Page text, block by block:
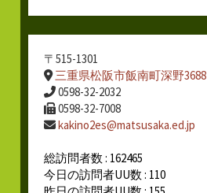
〒515-1301
三重県松阪市飯南町深野3688
0598-32-2032
0598-32-7008
kakino2es@matsusaka.ed.jp
総訪問者数 : 162465
今日の訪問者UU数 : 110